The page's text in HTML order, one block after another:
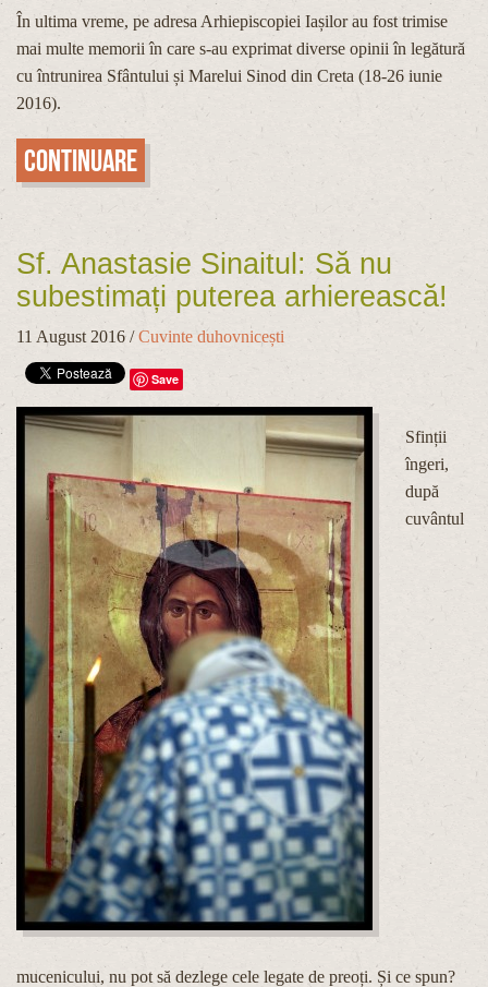
În ultima vreme, pe adresa Arhiepiscopiei Iașilor au fost trimise
mai multe memorii în care s-au exprimat diverse opinii în legătură
cu întrunirea Sfântului și Marelui Sinod din Creta (18-26 iunie
2016).
Continuare
Sf. Anastasie Sinaitul: Să nu
subestimați puterea arhierească!
11 August 2016/Cuvinte duhovnicești
Save
Sfinții
îngeri,
după
cuvântul
mucenicului, nu pot să dezlege cele legate de preoți. Și ce spun?